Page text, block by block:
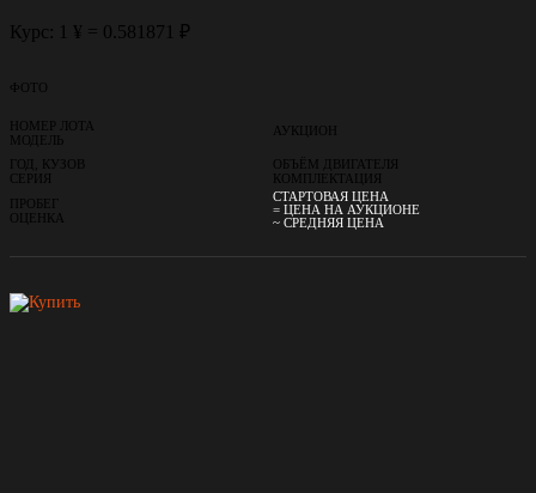
Курс: 1 ¥ = 0.581871 ₽
ФОТО
НОМЕР ЛОТА
МОДЕЛЬ
АУКЦИОН
ГОД, КУЗОВ
СЕРИЯ
ОБЪЁМ ДВИГАТЕЛЯ
КОМПЛЕКТАЦИЯ
ПРОБЕГ
ОЦЕНКА
СТАРТОВАЯ ЦЕНА
= ЦЕНА НА АУКЦИОНЕ
~ СРЕДНЯЯ ЦЕНА